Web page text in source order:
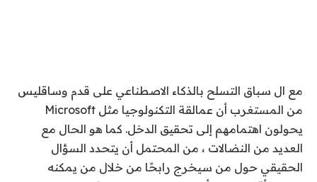
مع ال سباق التسلح بالذكاء الاصطناعي على قدم وساقليس
من المستغرب أن عمالقة التكنولوجيا مثل Microsoft
يحولون اهتمامهم إلى تحقيق الدخل. كما هو الحال مع
العديد من النضالات ، من المحتمل أن يتحدد السؤال
الحقيقي حول من سيخرج رابحًا من خلال من يمكنه